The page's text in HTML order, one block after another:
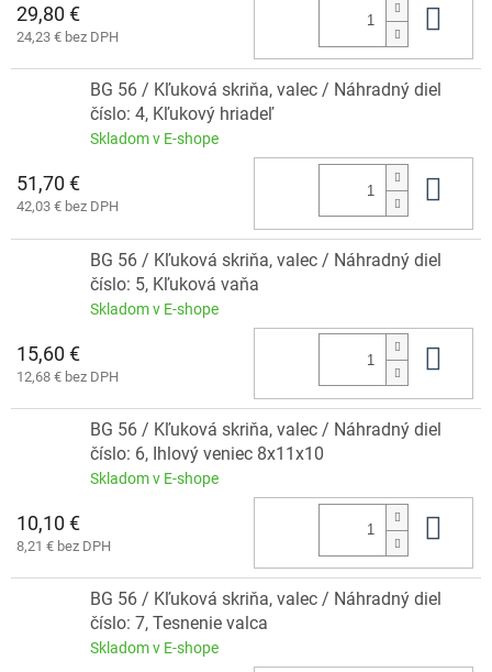
29,80 €
24,23 € bez DPH
BG 56 / Kľuková skriňa, valec / Náhradný diel
číslo: 4, Kľukový hriadeľ
Skladom v E-shope
51,70 €
42,03 € bez DPH
BG 56 / Kľuková skriňa, valec / Náhradný diel
číslo: 5, Kľuková vaňa
Skladom v E-shope
15,60 €
12,68 € bez DPH
BG 56 / Kľuková skriňa, valec / Náhradný diel
číslo: 6, Ihlový veniec 8x11x10
Skladom v E-shope
10,10 €
8,21 € bez DPH
BG 56 / Kľuková skriňa, valec / Náhradný diel
číslo: 7, Tesnenie valca
Skladom v E-shope